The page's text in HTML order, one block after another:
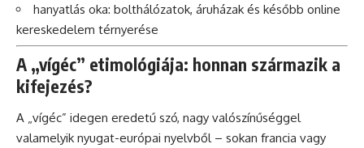
hanyatlás oka: bolthálózatok, áruházak és később online
kereskedelem térnyerése
A „vígéc” etimológiája: honnan származik a
kifejezés?
A „vígéc” idegen eredetű szó, nagy valószínűséggel
valamelyik nyugat-európai nyelvből – sokan francia vagy